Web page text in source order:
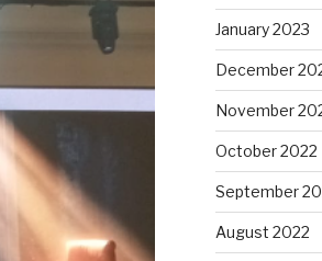
January 2023
December
November
October 2022
September
August 2022